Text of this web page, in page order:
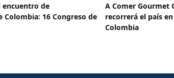
encuentro de
16 Congreso de
A Comer Gourmet
recorrerá el país
Colombia